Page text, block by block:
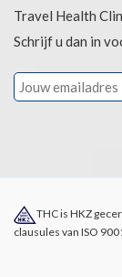
Travel Health
Schrijf u dan in
THC is HKZ
clausules van ISO